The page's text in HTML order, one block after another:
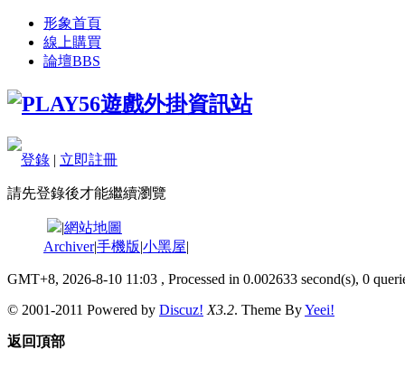
形象首頁
線上購買
論壇BBS
登錄 | 立即註冊
請先登錄後才能繼續瀏覽
|網站地圖
Archiver|手機版|小黑屋|
GMT+8, 2026-8-10 11:03 , Processed in 0.002633 second(s), 0
© 2001-2011 Powered by Discuz! X3.2. Theme ByYeei!
返回頂部